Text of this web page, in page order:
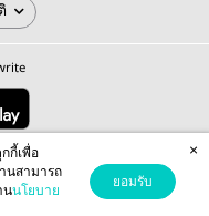
Company Limited
Policy Terms of Serviceapply.
กี้เพื่อ
นสามารถ
นนโยบาย
ยอมรับ
×